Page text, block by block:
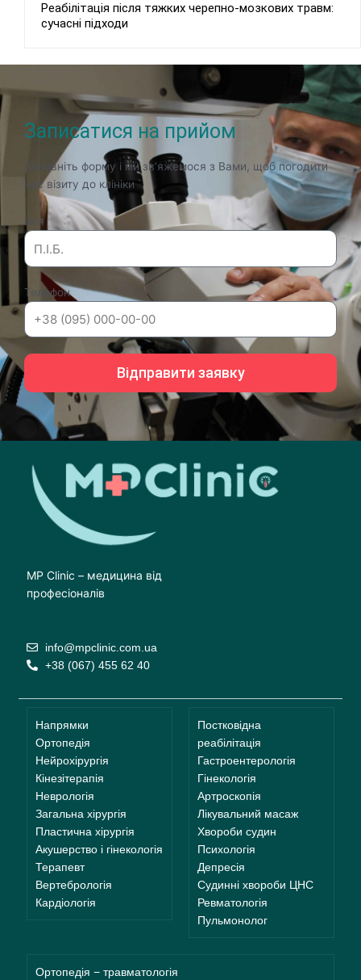
Реабілітація після тяжких черепно-мозкових травм:
сучасні підходи
Записатися на прийом
Заповніть форму і ми зв’яжемося з Вами, щоб погодити
час візиту до клініки
Ім'я
Телефон
Відправити заявку
MP Clinic – медицина від
професіоналів
info@mpclinic.com.ua
+38 (067) 455 62 40
Напрямки
Ортопедія
Нейрохірургія
Кінезітерапія
Неврологія
Загальна хірургія
Пластична хірургія
Акушерство і гінекологія
Терапевт
Вертебрологія
Кардіологія
Постковідна
реабілітація
Гастроентерологія
Гінекологія
Артроскопія
Лікувальний масаж
Хвороби судин
Психологія
Депресія
Судинні хвороби ЦНС
Ревматологія
Пульмонолог
Ортопедія − травматологія